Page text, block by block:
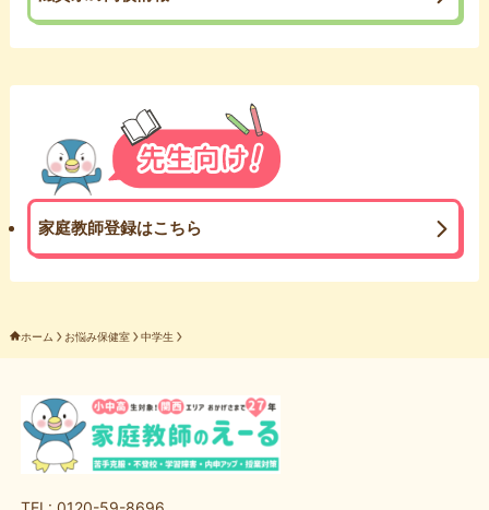
家庭教師登録はこちら
ホーム お悩み保健室 中学生